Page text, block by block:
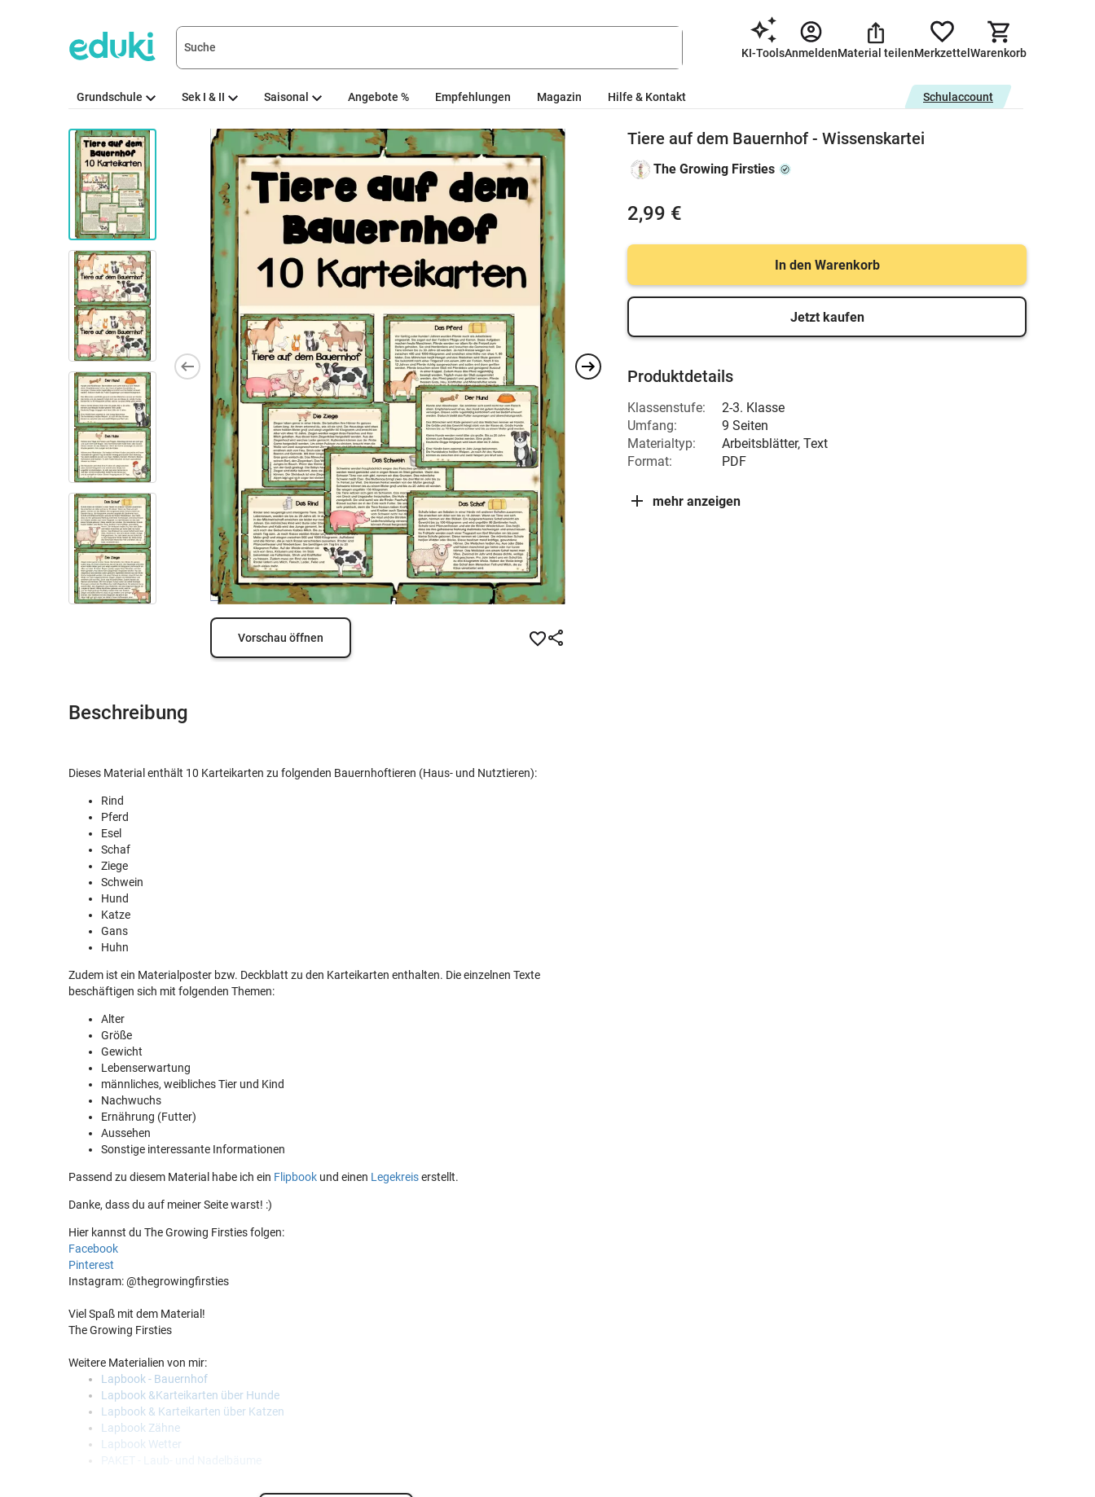
KI-ToolsAnmeldenMaterial teilenMerkzettel Warenkorb
Grundschule Sek I & II Saisonal Angebote % Empfehlungen Magazin Hilfe & Kontakt Schulaccount
Vorschau öffnen
Beschreibung
Dieses Material enthält 10 Karteikarten zu folgenden Bauernhoftieren (Haus- und Nutztieren):
Rind
Pferd
Esel
Schaf
Ziege
Schwein
Hund
Katze
Gans
Huhn
Zudem ist ein Materialposter bzw. Deckblatt zu den Karteikarten enthalten. Die einzelnen Texte
beschäftigen sich mit folgenden Themen:
Alter
Größe
Gewicht
Lebenserwartung
männliches, weibliches Tier und Kind
Nachwuchs
Ernährung (Futter)
Aussehen
Sonstige interessante Informationen
Passend zu diesem Material habe ich ein Flipbook und einen Legekreiserstellt.
Danke, dass du auf meiner Seite warst! :)
Hier kannst du The Growing Firsties folgen:
Facebook
Pinterest
Instagram: @thegrowingfirsties
Viel Spaß mit dem Material!
The Growing Firsties
Weitere Materialien von mir:
Lapbook - Bauernhof
Lapbook &Karteikarten über Hunde
Lapbook & Karteikarten über Katzen
Lapbook Zähne
Lapbook Wetter
Tiere auf dem Bauernhof - Wissenskartei
The Growing Firsties
2,99 €
In den Warenkorb
Jetzt kaufen
Produktdetails
Klassenstufe:
2-3. Klasse
Umfang:
9 Seiten
Materialtyp:
Arbeitsblätter, Text
Format:
PDF
mehr anzeigen